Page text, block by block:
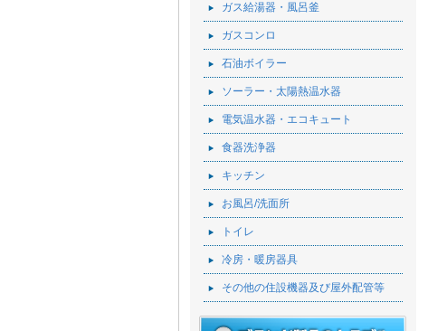
ガス給湯器・風呂釜
ガスコンロ
石油ボイラー
ソーラー・太陽熱温水器
電気温水器・エコキュート
食器洗浄器
キッチン
お風呂/洗面所
トイレ
冷房・暖房器具
その他の住設機器及び屋外配管等